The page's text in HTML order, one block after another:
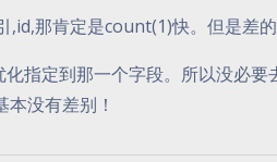
那肯定是count(1)快。但是差的
指定到那一个字段。所以没必
没有差别！